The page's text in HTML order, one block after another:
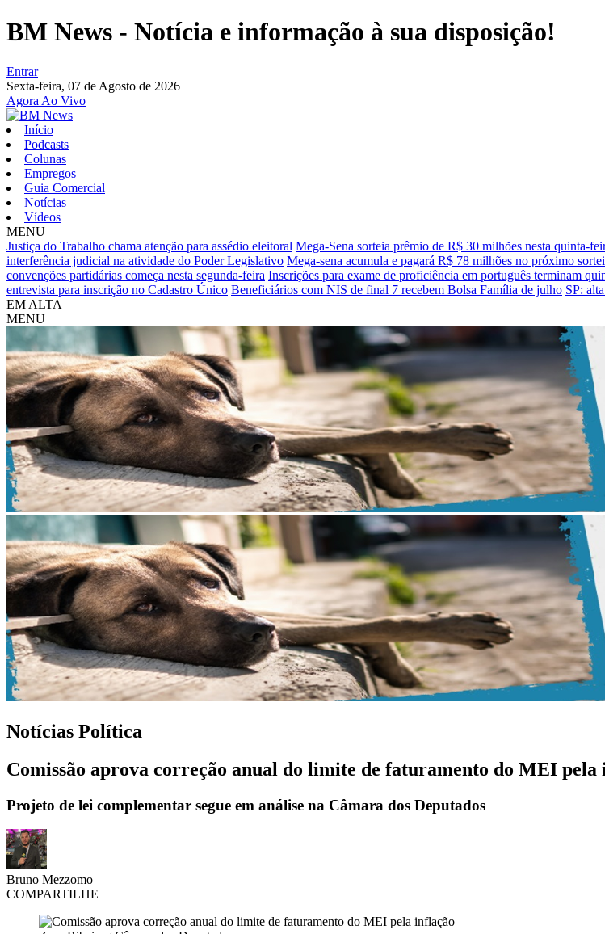
BM News - Notícia e informação à sua disposição!
Entrar
Sexta-feira, 07 de Agosto de 2026
Agora Ao Vivo
Início
Podcasts
Colunas
Empregos
Guia Comercial
Notícias
Vídeos
MENU
Justiça do Trabalho chama atenção para assédio eleitoral Mega-Sena sorteia prêmio de R$ 30 milhões nesta quinta-
interferência judicial na atividade do Poder Legislativo Mega-sena acumula e pagará R$ 78 milhões no próximo
convenções partidárias começa nesta segunda-feira Inscrições para exame de proficiência em português terminam
entrevista para inscrição no Cadastro Único Beneficiários com NIS de final 7 recebem Bolsa Família de julho SP:
EM ALTA
MENU
Notícias Política
Comissão aprova correção anual do limite de faturamento do MEI pela
Projeto de lei complementar segue em análise na Câmara dos Deputados
Bruno Mezzomo
COMPARTILHE